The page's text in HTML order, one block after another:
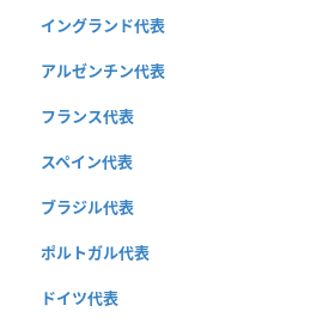
イングランド代表
アルゼンチン代表
フランス代表
スペイン代表
ブラジル代表
ポルトガル代表
ドイツ代表